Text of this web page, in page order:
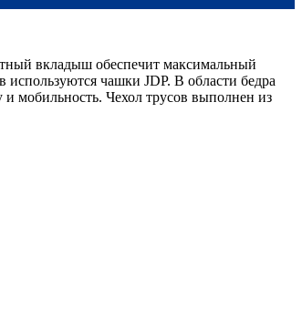
вкладыш обеспечит максимальный
используются чашки JDP. В области бедра
мобильность. Чехол трусов выполнен из